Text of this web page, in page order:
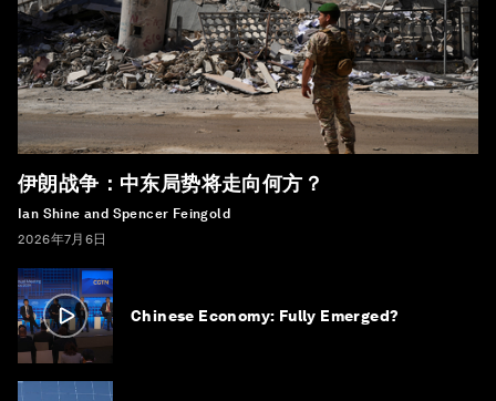
伊朗战争：中东局势将走向何方？
Ian Shine and Spencer Feingold
2026年7月6日
Chinese Economy: Fully Emerged?